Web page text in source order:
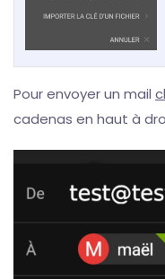
Pour envoyer un mail
cadenas en haut à